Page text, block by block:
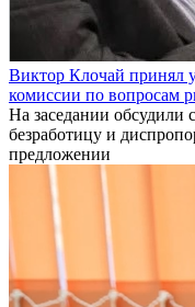
Виктор Клочай принял
комиссии по вопросам
На заседании
безработицу и
предложении